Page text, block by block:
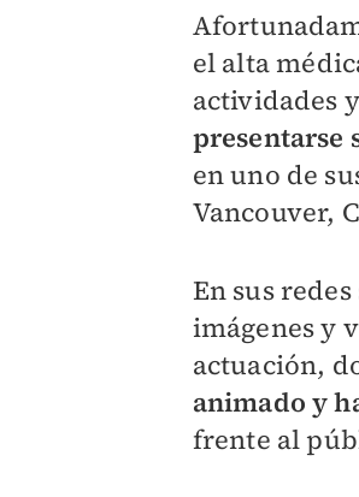
el alta
actividades
presentarse
en uno de
Vancouver,
En sus
imágenes y
actuación,
animado y
frente al